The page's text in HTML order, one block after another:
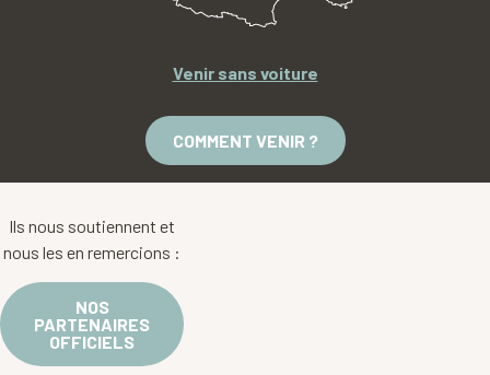
Venir sans voiture
COMMENT VENIR ?
Ils nous soutiennent et
nous les en remercions :
NOS
PARTENAIRES
OFFICIELS